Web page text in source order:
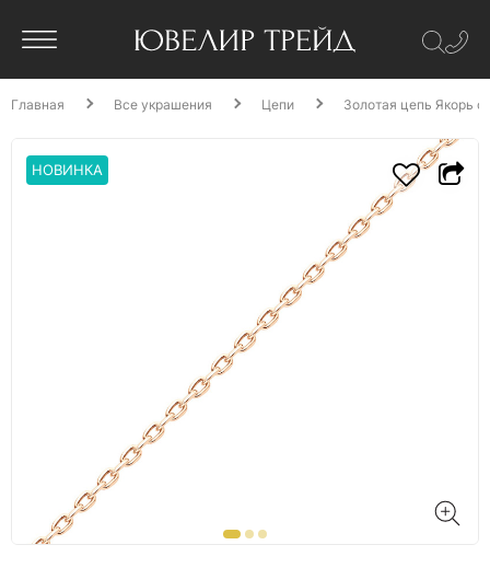
Главная Все украшения Цепи Золотая цепь Якорь с
НОВИНКА